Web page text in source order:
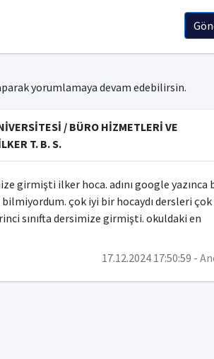
yorumlamaya devam edebilirsin.
/ BÜRO HİZMETLERİ VE
T. B. S.
girmişti ilker hoca. adını google yazınca
çok iyi bir hocaydı dersleri çok
sınıfta dersimize girmişti. okuldaki en
17.12.2024 17:50:59 -